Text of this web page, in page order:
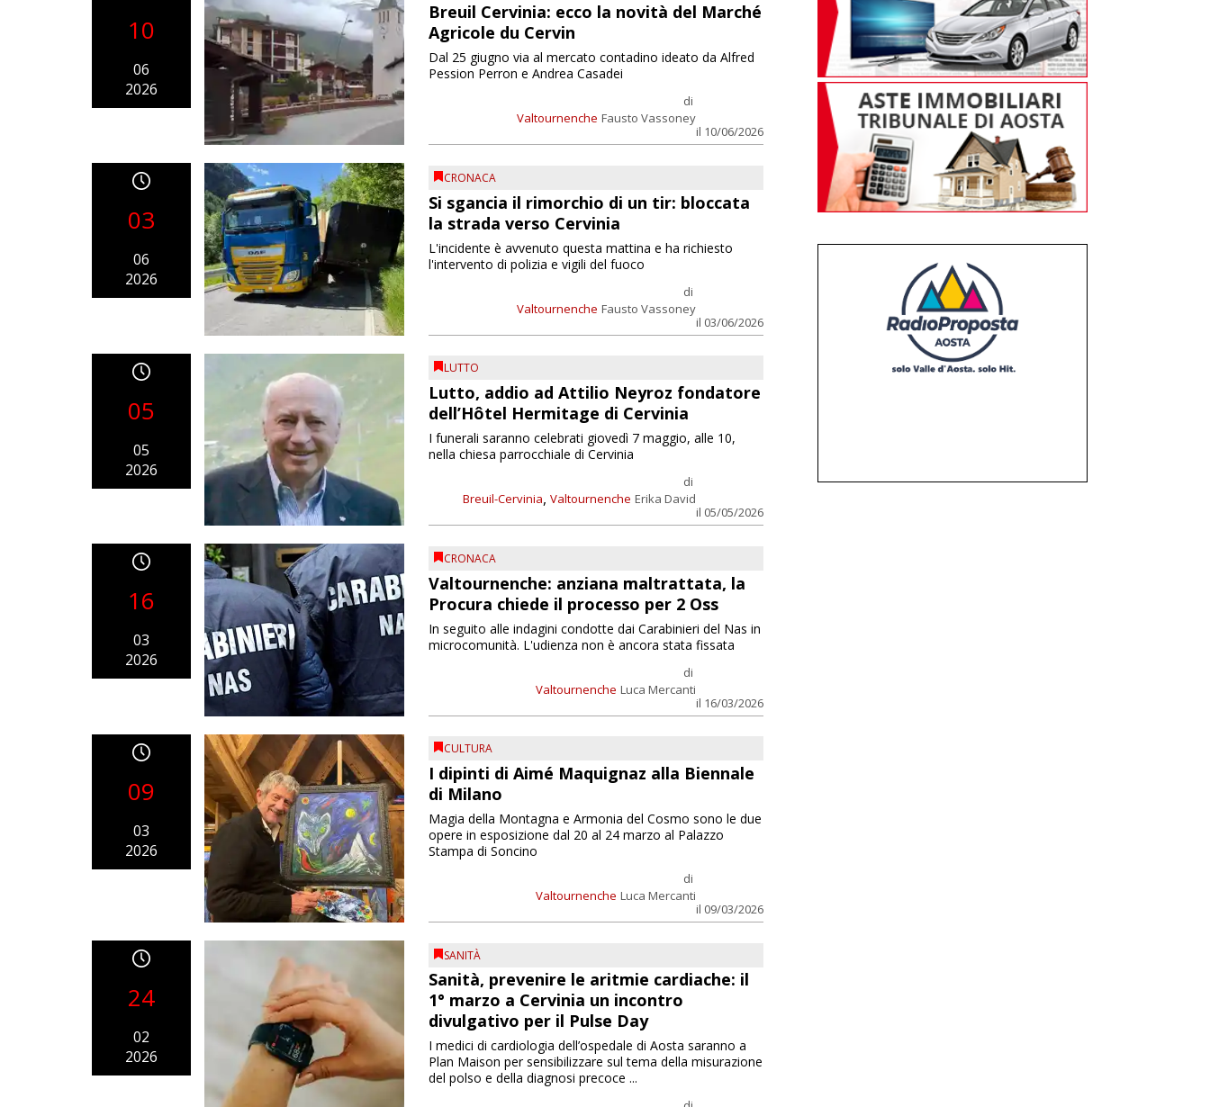
10
06
2026
Breuil Cervinia: ecco la novità del Marché
Agricole du Cervin
Valtournenche
di
Fausto Vassoney
il 10/06/2026
Dal 25 giugno via al mercato contadino ideato da Alfred
Pession Perron e Andrea Casadei
03
06
2026
CRONACA
Si sgancia il rimorchio di un tir: bloccata
la strada verso Cervinia
Valtournenche
di
Fausto Vassoney
il 03/06/2026
L'incidente è avvenuto questa mattina e ha richiesto
l'intervento di polizia e vigili del fuoco
05
05
2026
LUTTO
Lutto, addio ad Attilio Neyroz fondatore
dell’Hôtel Hermitage di Cervinia
Breuil-Cervinia, Valtournenche
di
Erika David
il 05/05/2026
I funerali saranno celebrati giovedì 7 maggio, alle 10,
nella chiesa parrocchiale di Cervinia
16
03
2026
CRONACA
Valtournenche: anziana maltrattata, la
Procura chiede il processo per 2 Oss
Valtournenche
di
Luca Mercanti
il 16/03/2026
In seguito alle indagini condotte dai Carabinieri del Nas in
microcomunità. L'udienza non è ancora stata fissata
09
03
2026
CULTURA
I dipinti di Aimé Maquignaz alla Biennale
di Milano
Valtournenche
di
Luca Mercanti
il 09/03/2026
Magia della Montagna e Armonia del Cosmo sono le due
opere in esposizione dal 20 al 24 marzo al Palazzo
Stampa di Soncino
24
02
2026
SANITÀ
Sanità, prevenire le aritmie cardiache: il
1° marzo a Cervinia un incontro
divulgativo per il Pulse Day
I medici di cardiologia dell’ospedale di Aosta saranno a
Plan Maison per sensibilizzare sul tema della misurazione
del polso e della diagnosi precoce ...